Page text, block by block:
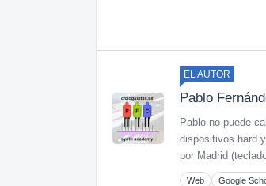
EL AUTOR
Pablo
Pablo no puede
dispositivos hard
por Madrid
Web Google